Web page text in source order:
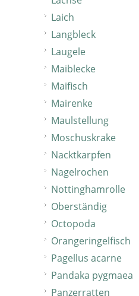
Laich
Langbleck
Laugele
Maiblecke
Maifisch
Mairenke
Maulstellung
Moschuskrake
Nacktkarpfen
Nagelrochen
Nottinghamrolle
Oberständig
Octopoda
Orangeringelfisch
Pagellus acarne
Pandaka pygmaea
Panzerratten